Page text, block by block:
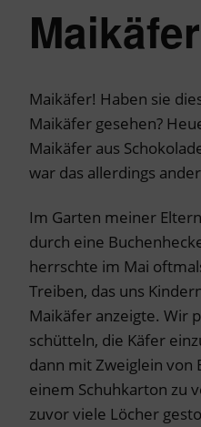
Maikäfer! Haben sie
Maikäfer gesehen?
Maikäfer aus
war das allerdings
Im Garten meiner
durch eine
herrschte im Mai
Treiben, das uns
Maikäfer anzeigte. Wir
schütteln, die Käfer
dann mit Zweiglein von
einem Schuhkarton zu
zuvor viele Löcher